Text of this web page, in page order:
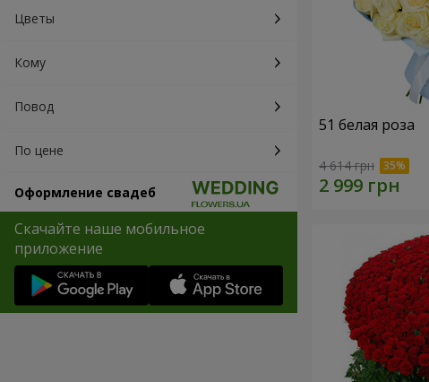
Цветы
Кому
Повод
По цене
Оформление свадеб
Скачайте наше мобильное
приложение
51 белая роза
4 614 грн